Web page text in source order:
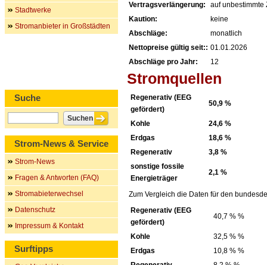
Vertragsverlängerung:
auf unbestimmte
Kaution:
keine
Abschläge:
monatlich
Nettopreise gültig seit:: 01.01.2026
Abschläge pro Jahr:
12
Stromquellen
Regenerativ (EEG
gefördert)
50,9 %
Kohle
24,6 %
Erdgas
18,6 %
Regenerativ
3,8 %
sonstige fossile
Energieträger
2,1 %
Zum Vergleich die Daten für den
Regenerativ (EEG
gefördert)
40,7 % %
Kohle
32,5 % %
Erdgas
10,8 % %
Stadtwerke
Stromanbieter in Großstädten
Suche
Strom-News & Service
Strom-News
Fragen & Antworten (FAQ)
Stromabieterwechsel
Datenschutz
Impressum & Kontakt
Surftipps